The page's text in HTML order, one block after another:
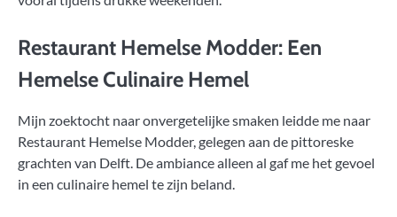
Restaurant Hemelse Modder: Een
Hemelse Culinaire Hemel
Mijn zoektocht naar onvergetelijke smaken leidde me naar
Restaurant Hemelse Modder, gelegen aan de pittoreske
grachten van Delft. De ambiance alleen al gaf me het gevoel
in een culinaire hemel te zijn beland.